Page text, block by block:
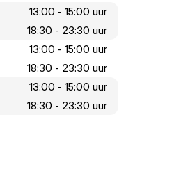
13:00 - 15:00 uur
18:30 - 23:30 uur
13:00 - 15:00 uur
18:30 - 23:30 uur
13:00 - 15:00 uur
18:30 - 23:30 uur